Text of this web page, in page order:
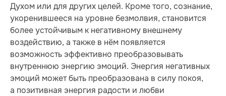
Духом или для других целей. Кроме того, сознание,
укоренившееся на уровне безмолвия, становится
более устойчивым к негативному внешнему
воздействию, а также в нём появляется
возможность эффективно преобразовывать
внутреннюю энергию эмоций. Энергия негативных
эмоций может быть преобразована в силу покоя,
а позитивная энергия радости и любви